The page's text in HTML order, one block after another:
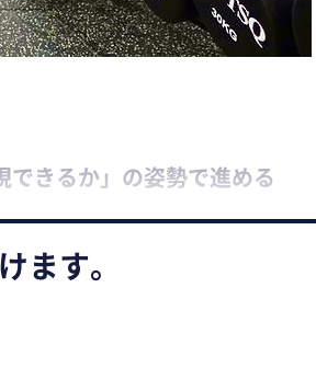
きるか」の姿勢で進める
ます。